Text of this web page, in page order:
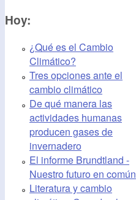
Hoy:
¿Qué es el Cambio
Climático?
Tres opciones ante el
cambio climático
De qué manera las
actividades humanas
producen gases de
invernadero
El informe Brundtland -
Nuestro futuro en común
Literatura y cambio